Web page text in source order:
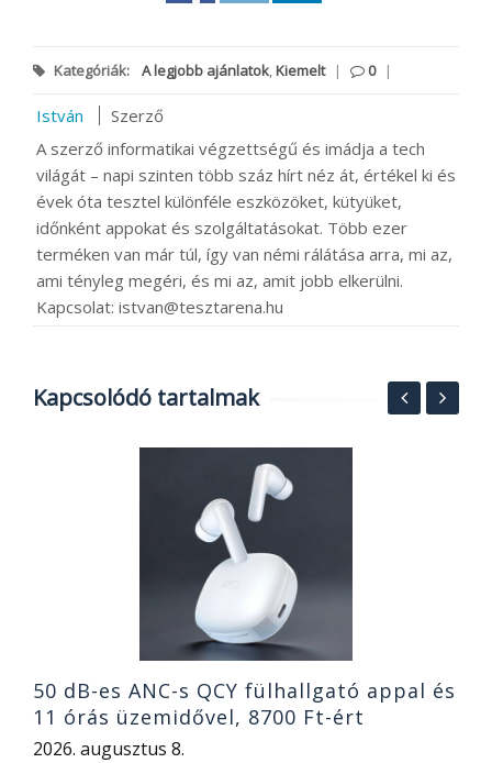
Kategóriák: A legjobb ajánlatok,Kiemelt | 0 |
István
Szerző
A szerző informatikai végzettségű és imádja a tech
világát – napi szinten több száz hírt néz át, értékel ki és
évek óta tesztel különféle eszközöket, kütyüket,
időnként appokat és szolgáltatásokat. Több ezer
terméken van már túl, így van némi rálátása arra, mi az,
ami tényleg megéri, és mi az, amit jobb elkerülni.
Kapcsolat: istvan@tesztarena.hu
Kapcsolódó tartalmak
50 dB-es ANC-s QCY fülhallgató appal és
11 órás üzemidővel, 8700 Ft-ért
2026. augusztus 8.